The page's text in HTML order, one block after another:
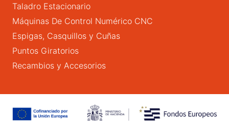
Taladro Estacionario
Máquinas De Control Numérico CNC
Espigas, Casquillos y Cuñas
Puntos Giratorios
Recambios y Accesorios